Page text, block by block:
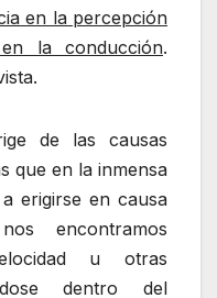
en la percepción
la conducción.
de las causas
que en la inmensa
erigirse en causa
encontramos
u otras
dentro del